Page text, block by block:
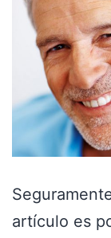
artículo es